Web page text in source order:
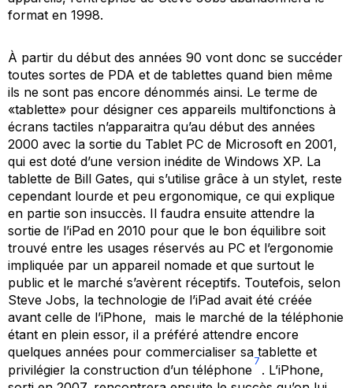
format en 1998.
À partir du début des années 90 vont donc se succéder
toutes sortes de PDA et de tablettes quand bien même
ils ne sont pas encore dénommés ainsi. Le terme de
«tablette» pour désigner ces appareils multifonctions à
écrans tactiles n’apparaitra qu’au début des années
2000 avec la sortie du Tablet PC de Microsoft en 2001,
qui est doté d’une version inédite de Windows XP. La
tablette de Bill Gates, qui s’utilise grâce à un stylet, reste
cependant lourde et peu ergonomique, ce qui explique
en partie son insuccès. Il faudra ensuite attendre la
sortie de l’iPad en 2010 pour que le bon équilibre soit
trouvé entre les usages réservés au PC et l’ergonomie
impliquée par un appareil nomade et que surtout le
public et le marché s’avèrent réceptifs. Toutefois, selon
Steve Jobs, la technologie de l’iPad avait été créée
avant celle de l’iPhone, mais le marché de la téléphonie
étant en plein essor, il a préféré attendre encore
quelques années pour commercialiser sa tablette et
privilégier la construction d’un téléphone
7
. L’iPhone,